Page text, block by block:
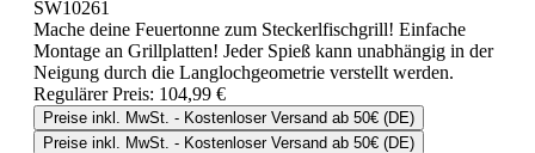
SW10261
Mache deine Feuertonne zum Steckerlfischgrill! Einfache
Montage an Grillplatten! Jeder Spieß kann unabhängig in der
Neigung durch die Langlochgeometrie verstellt werden.
Regulärer Preis: 104,99 €
Preise inkl. MwSt. - Kostenloser Versand ab 50€ (DE)
Preise inkl. MwSt. - Kostenloser Versand ab 50€ (DE)